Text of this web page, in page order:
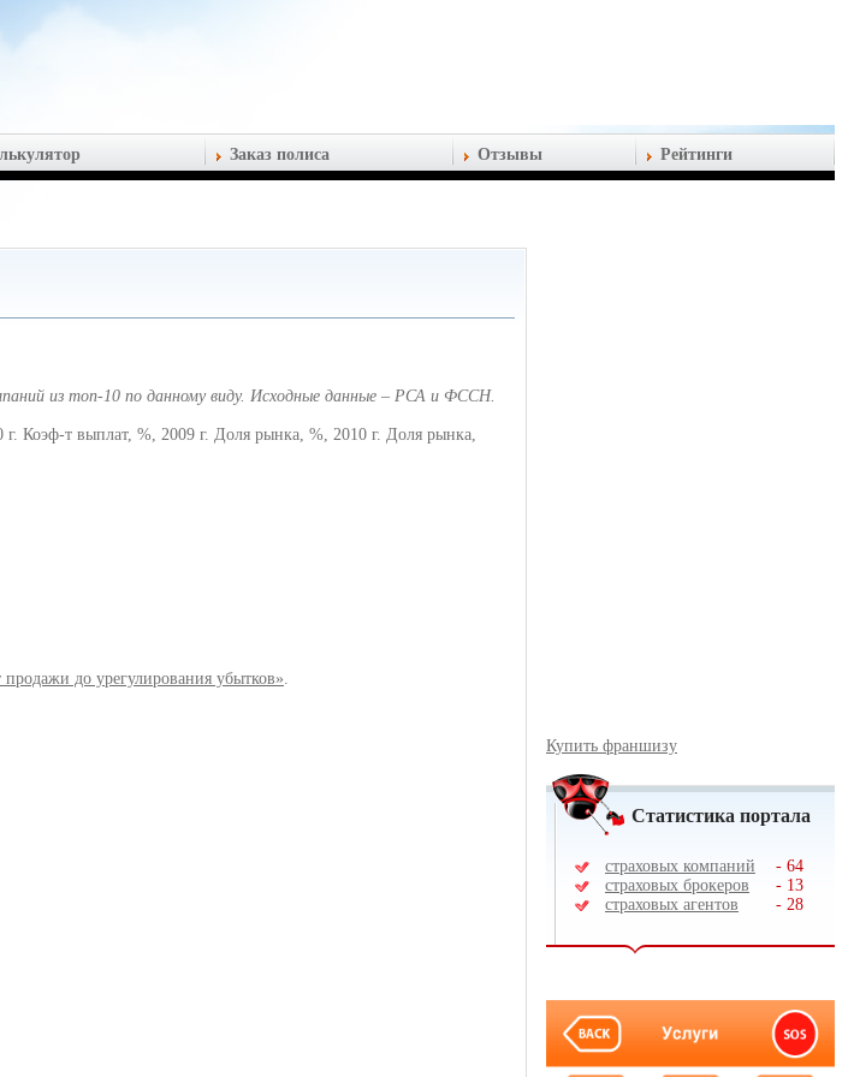
Заказ полиса Отзывы Рейтинги
из топ-10 по данному виду. Исходные данные – РСА и ФССН.
Коэф-т выплат, %, 2009 г. Доля рынка, %, 2010 г. Доля рынка,
продажи до урегулирования убытков».
Купить франшизу
Статистика портала
страховых компаний - 64
страховых брокеров
- 13
страховых агентов
- 28